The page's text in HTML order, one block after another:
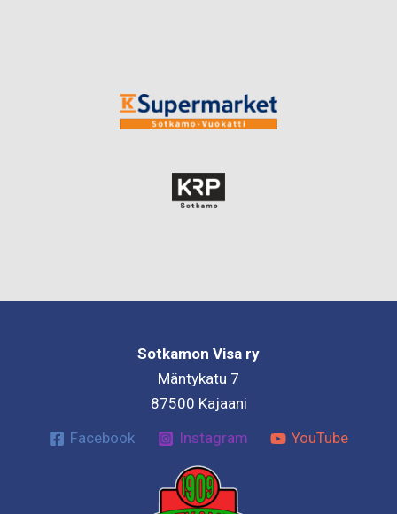
Sotkamon Visa ry
Mäntykatu 7
87500 Kajaani
Facebook
Instagram YouTube